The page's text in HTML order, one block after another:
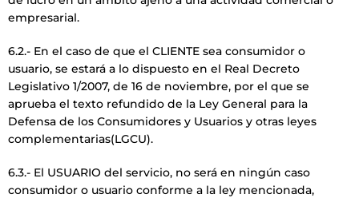
empresarial.
6.2.- En el caso de que el CLIENTE sea consumidor o
usuario, se estará a lo dispuesto en el Real Decreto
Legislativo 1/2007, de 16 de noviembre, por el que se
aprueba el texto refundido de la Ley General para la
Defensa de los Consumidores y Usuarios y otras leyes
complementarias(LGCU).
6.3.- El USUARIO del servicio, no será en ningún caso
consumidor o usuario conforme a la ley mencionada,